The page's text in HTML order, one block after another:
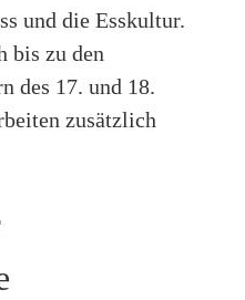
und die Esskultur.
bis zu den
des 17. und 18.
zusätzlich